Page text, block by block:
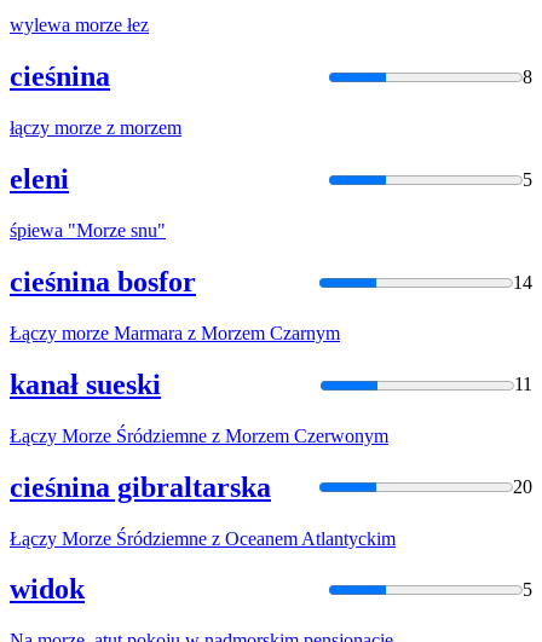
wylewa morze łez
cieśnina 8
łączy morze z morzem
eleni 5
śpiewa "Morze snu"
cieśnina bosfor 14
Łączy morze Marmara z Morzem Czarnym
kanał sueski 11
Łączy Morze Śródziemne z Morzem Czerwonym
cieśnina gibraltarska 20
Łączy Morze Śródziemne z Oceanem Atlantyckim
widok 5